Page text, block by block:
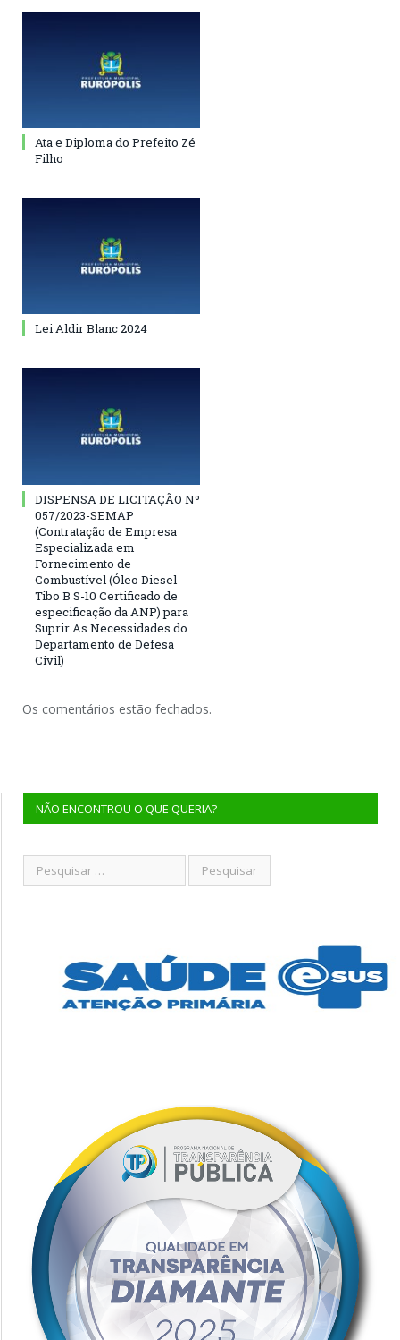
Ata e Diploma do Prefeito Zé
Filho
Lei Aldir Blanc 2024
DISPENSA DE LICITAÇÃO Nº
057/2023-SEMAP
(Contratação de Empresa
Especializada em
Fornecimento de
Combustível (Óleo Diesel
Tibo B S-10 Certificado de
especificação da ANP) para
Suprir As Necessidades do
Departamento de Defesa
Civil)
Os comentários estão fechados.
NÃO ENCONTROU O QUE QUERIA?